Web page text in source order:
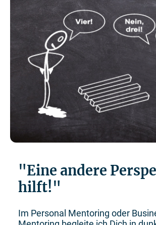
"Eine andere
hilft!"
Im Personal Mentoring oder